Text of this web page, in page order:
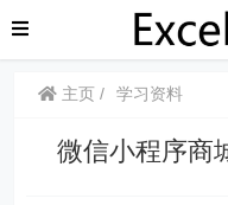
主页 学习资料
微信小程序商